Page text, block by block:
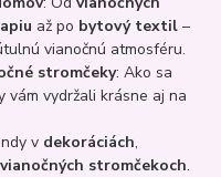
až po bytový textil –
vianočnú atmosféru.
stromčeky: Ako sa
vám vydržali krásne aj na
v dekoráciách,
vianočných stromčekoch.